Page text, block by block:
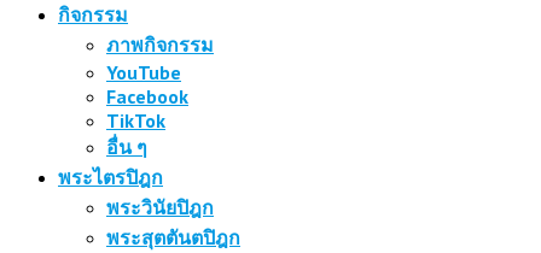
กิจกรรม
ภาพกิจกรรม
YouTube
Facebook
TikTok
อื่น ๆ
พระไตรปิฎก
พระวินัยปิฎก
พระสุตตันตปิฎก